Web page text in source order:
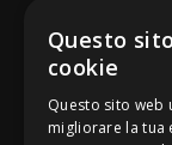
Questo
cookie
Questo sito web
migliorare la tua